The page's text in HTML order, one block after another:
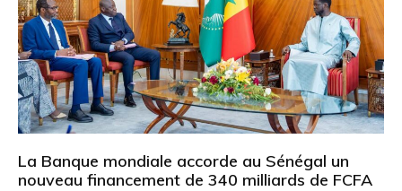
La Banque mondiale accorde au Sénégal un
nouveau financement de 340 milliards de FCFA